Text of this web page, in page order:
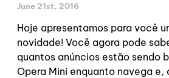
June 21st, 2016
Hoje apresentamos para você
novidade! Você agora pode
quantos anúncios estão sendo
Opera Mini enquanto navega e,